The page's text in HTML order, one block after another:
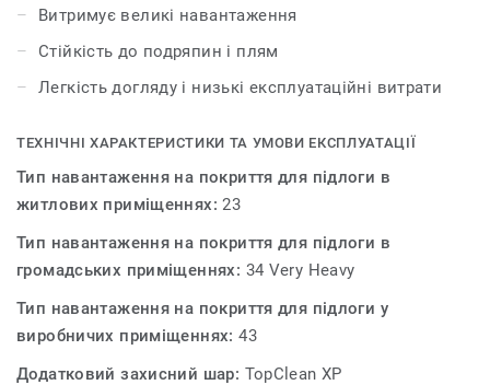
Витримує великі навантаження
Стійкість до подряпин і плям
Легкість догляду і низькі експлуатаційні витрати
ТЕХНІЧНІ ХАРАКТЕРИСТИКИ ТА УМОВИ ЕКСПЛУАТАЦІЇ
Тип навантаження на покриття для підлоги в
житлових приміщеннях:23
Тип навантаження на покриття для підлоги в
громадських приміщеннях: 34 Very Heavy
Тип навантаження на покриття для підлоги у
виробничих приміщеннях:43
Додатковий захисний шар: TopClean XP